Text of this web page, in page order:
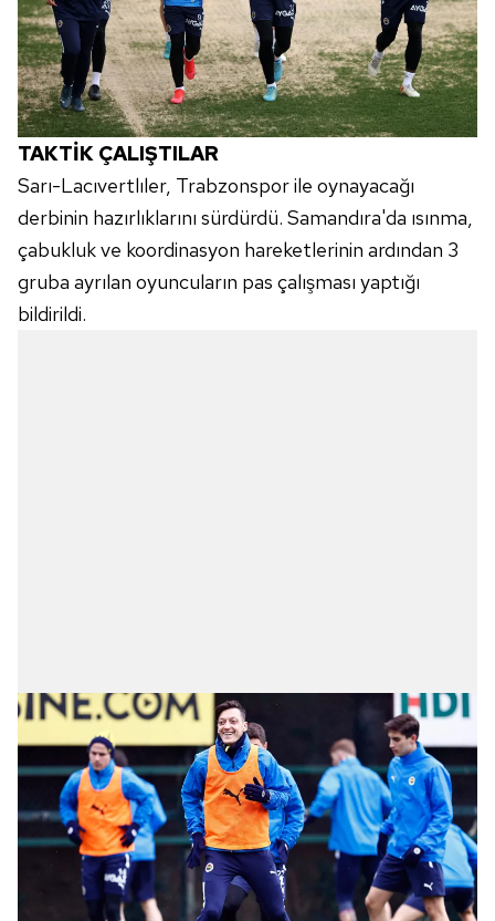
TAKTİK ÇALIŞTILAR
Sarı-Lacıvertlıler, Trabzonspor ile oynayacağı
derbinin hazırlıklarını sürdürdü. Samandıra'da ısınma,
çabukluk ve koordinasyon hareketlerinin ardından 3
gruba ayrılan oyuncuların pas çalışması yaptığı
bildirildi.